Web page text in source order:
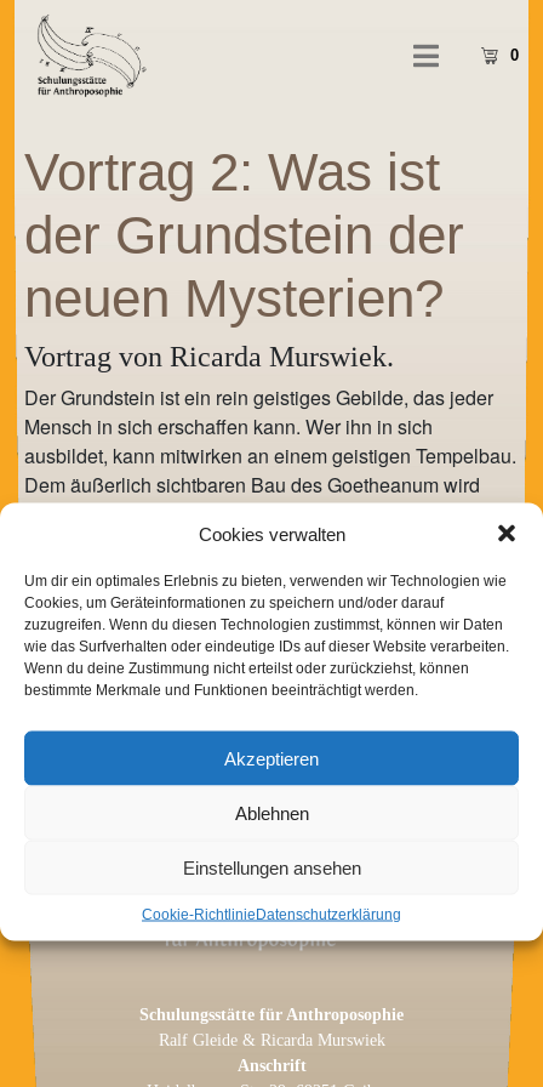
Cookies verwalten
Um dir ein optimales Erlebnis zu bieten, verwenden wir Technologien wie
Cookies, um Geräteinformationen zu speichern und/oder darauf
zuzugreifen. Wenn du diesen Technologien zustimmst, können wir Daten
wie das Surfverhalten oder eindeutige IDs auf dieser Website verarbeiten.
Wenn du deine Zustimmung nicht erteilst oder zurückziehst, können
bestimmte Merkmale und Funktionen beeinträchtigt werden.
Akzeptieren
Ablehnen
Einstellungen ansehen
Cookie-RichtlinieDatenschutzerklärung
0
Vortrag 2: Was ist
der Grundstein der
neuen Mysterien?
Vortrag von Ricarda Murswiek.
Der Grundstein ist ein rein geistiges Gebilde, das jeder
Mensch in sich erschaffen kann. Wer ihn in sich
ausbildet, kann mitwirken an einem geistigen Tempelbau.
Dem äußerlich sichtbaren Bau des Goetheanum wird
Tempel zur Seite gestellt.
Zeit: Freitag 01. 03.2019, 20.00 Uhr
Ort: Waldorfschule Heidelberg, Mittelgewannweg
16, 69123 Heidelberg, Musiksaal
Eintritt frei, Spende erbeten
Schulungsstätte für Anthroposophie
Ralf Gleide & Ricarda Murswiek
Anschrift